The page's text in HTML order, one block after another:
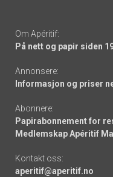
Om Apéritif:
På nett og papir siden
Annonsere:
Informasjon og priser
Abonnere:
Papirabonnement for
Medlemskap Apéritif
Kontakt oss:
aperitif@aperitif.no